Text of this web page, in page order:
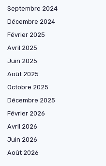
Septembre 2024
Décembre 2024
Février 2025
Avril 2025
Juin 2025
Août 2025
Octobre 2025
Décembre 2025
Février 2026
Avril 2026
Juin 2026
Août 2026